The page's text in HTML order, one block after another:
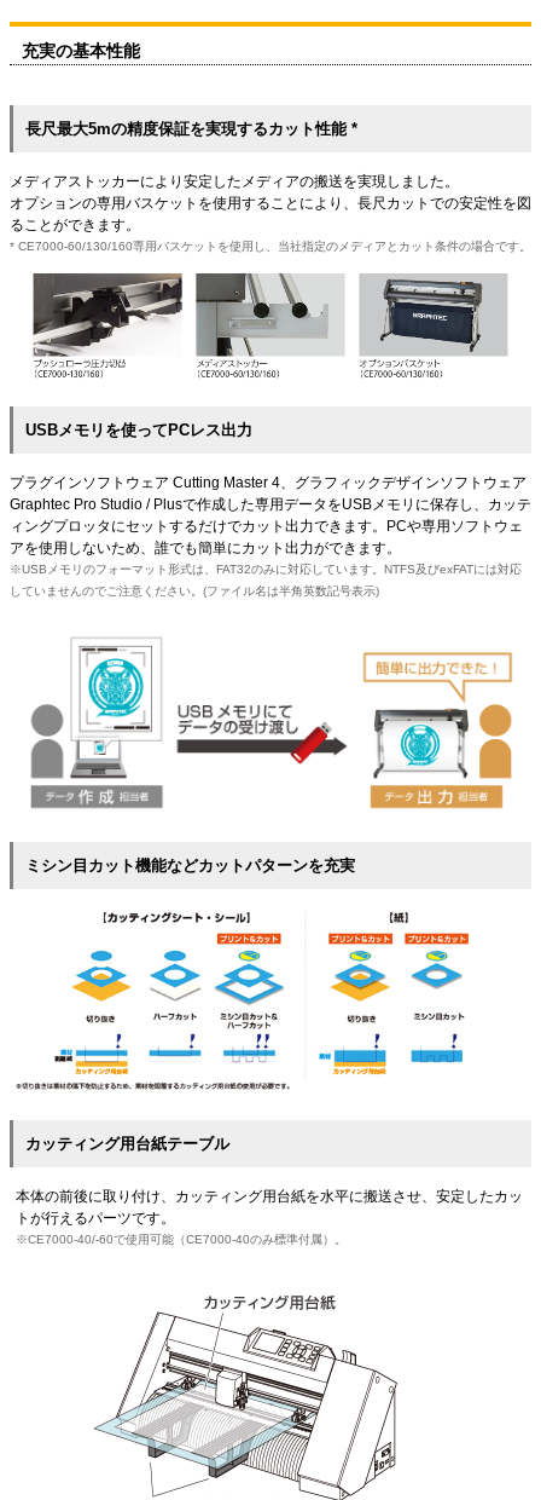
充実の基本性能
長尺最大5mの精度保証を実現するカット性能 *
メディアストッカーにより安定したメディアの搬送を実現しました。
オプションの専用バスケットを使用することにより、長尺カットでの安定性を図
ることができます。
* CE7000-60/130/160専用バスケットを使用し、当社指定のメディアとカット条件の場合です。
USBメモリを使ってPCレス出力
プラグインソフトウェア Cutting Master 4、グラフィックデザインソフトウェア
Graphtec Pro Studio / Plusで作成した専用データをUSBメモリに保存し、カッテ
ィングプロッタにセットするだけでカット出力できます。PCや専用ソフトウェ
アを使用しないため、誰でも簡単にカット出力ができます。
※USBメモリのフォーマット形式は、FAT32のみに対応しています。NTFS及びexFATには対応
していませんのでご注意ください。(ファイル名は半角英数記号表示)
ミシン目カット機能などカットパターンを充実
カッティング用台紙テーブル
本体の前後に取り付け、カッティング用台紙を水平に搬送させ、安定したカッ
トが行えるパーツです。
※CE7000-40/-60で使用可能（CE7000-40のみ標準付属）。